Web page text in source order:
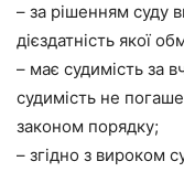
– за рішенням суду
дієздатність якої
– має судимість за
судимість не
законом порядку;
– згідно з вироком